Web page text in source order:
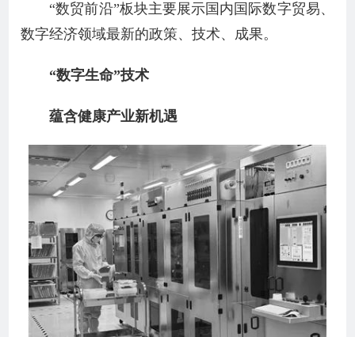
“数贸前沿”板块主要展示国内国际数字贸易、
数字经济领域最新的政策、技术、成果。
“数字生命”技术
蕴含健康产业新机遇